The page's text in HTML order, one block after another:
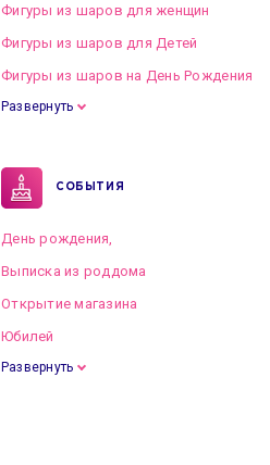
Фигуры из шаров для женщин
Фигуры из шаров для Детей
Фигуры из шаров на День Рождения
Развернуть
СОБЫТИЯ
День рождения,
Выписка из роддома
Открытие магазина
Юбилей
Развернуть